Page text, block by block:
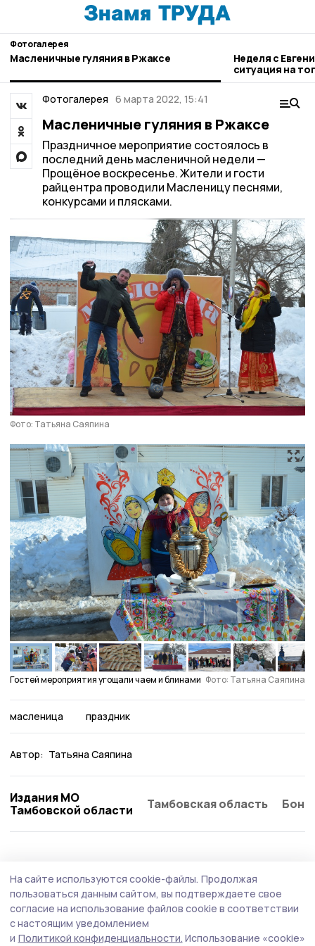
Фотогалерея
Масленичные гуляния в Ржаксе
Неделя с
ситуация на
городе и
Фотогалерея 6 марта 2022, 15:41
Масленичные гуляния в Ржаксе
Праздничное мероприятие состоялось в
последний день масленичной недели —
Прощёное воскресенье. Жители и гости
райцентра проводили Масленицу песнями,
конкурсами и плясками.
Фото: Татьяна Саяпина
Гостей мероприятия угощали чаем и блинами Фото: Татьяна Саяпина
масленица праздник
Автор: Татьяна Саяпина
Издания МО
Тамбовской области
Тамбовская область
На сайте используются cookie-файлы. Продолжая
пользоваться данным сайтом, вы подтверждаете свое
согласие на использование файлов cookie в соответствии
с настоящим уведомлением
и Политикой конфиденциальности. Использование «cookie»